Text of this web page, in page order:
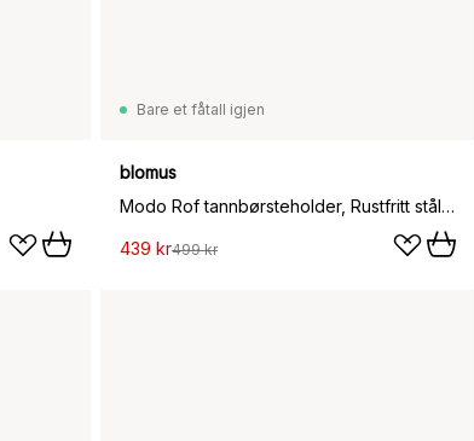
Bare et fåtall igjen
blomus
Modo Rof tannbørsteholder, Rustfritt stål, Ø5,5x12 cm
439 kr499 kr